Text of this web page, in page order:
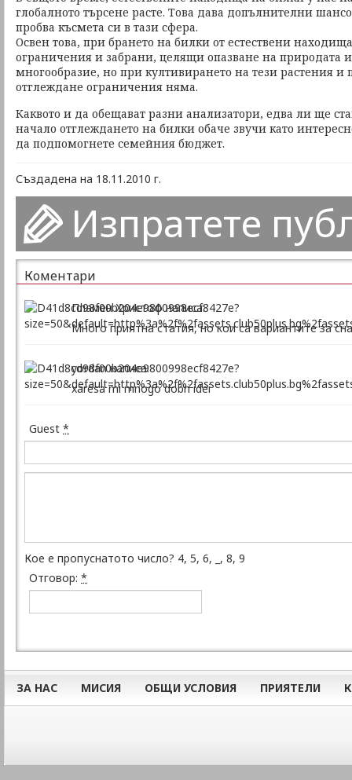
глобалното търсене расте. Това дава допълнителни
пробва късмета си в тази сфера.
Освен това, при брането на билки от естествени
ограничения и забрани, целящи опазване на природата и
многообразие, но при култивирането на тези растения
отглеждане ограничения няма.
Каквото и да обещават разни анализатори, едва ли ще
начало отглеждането на билки обаче звучи като
да подпомогнете семейния бюджет.
Създадена на 18.11.2010 г.
Изпратете
Коментари
Пламен Христоф написа:
Много приятна статия, но кои са вариантите за
yordan написа:
xaresa mi mnogo dobri idei
Guest *
Кое е пропуснатото число? 4, 5, 6, _, 8, 9
Отговор: *
ЗА НАС МИСИЯ ОБЩИ УСЛОВИЯ ПРИЯТЕЛИ